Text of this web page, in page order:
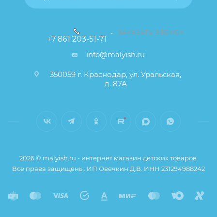
+7 861 203-51-71
ЗАКАЗАТЬ ЗВОНОК
info@malyish.ru
350059 г. Краснодар, ул. Уральская,
д. 87А
2026 © malyish.ru - интернет магазин детских товаров.
Все права защищены. ИП Овечкин Д.В. ИНН 231294988242